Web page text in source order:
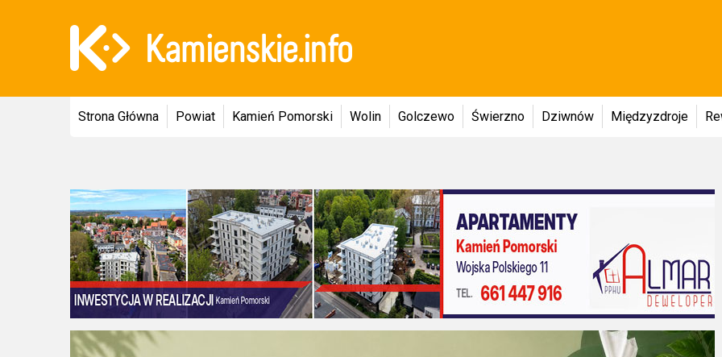
Strona Główna Powiat Kamień Pomorski Wolin Golczewo Świerzno Dziwnów Międzyzdroje